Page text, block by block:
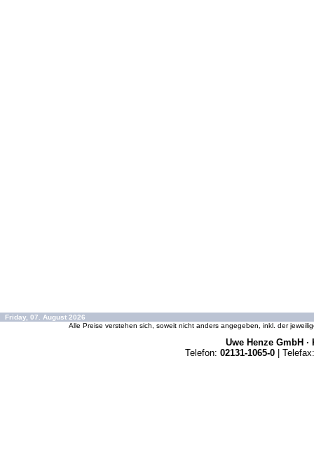
Friday, 07. August 2026
Alle Preise verstehen sich, soweit nicht anders angegeben, inkl. der
Uwe Henze GmbH ·
Telefon: 02131-1065-0 | Telefax: